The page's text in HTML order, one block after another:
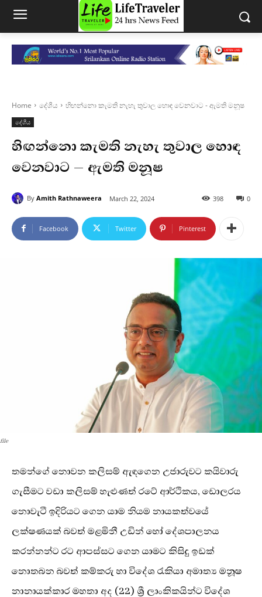
Home දේශීය හිඟන්නො කැමති නැහැ තුවාල හොඳ වෙනවාට - ඇමති මනූෂ
දේශීය
හිඟන්නො කැමති නැහැ තුවාල හොඳ
වෙනවාට – ඇමති මනූෂ
By Amith Rathnaweera March 22, 2024 0
398
Facebook Twitter Pinterest
file
තමන්ගේ නොවන කලිසම් ඇඳගෙන උජාරුවට කයිවාරු
ගැසීමට වඩා කලිසම් හැළුණත් රටේ ආර්ථිකය, ඩොලරය
නොවැටී ඉදිරියට ගෙන යාම නියම නායකත්වයේ
ලක්ෂණයක් බවත් මළමිනී උඩින් හෝ දේශපාලනය
කරන්නන්ට රට ආපස්සට ගෙන යාමට කිසිදු ඉඩක්
නොතබන බවත් කම්කරු හා විදේශ රැකියා අමාත්‍ය මනූෂ
නානායක්කාර මහතා අද (22) ශ්‍රී ලාංකිකයින්ට විදේශ